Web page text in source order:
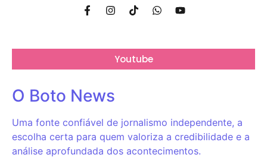
Youtube
O Boto News
Uma fonte confiável de jornalismo independente, a
escolha certa para quem valoriza a credibilidade e a
análise aprofundada dos acontecimentos.